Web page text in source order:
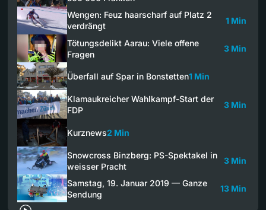
Wengen: Feuz haarscharf auf Platz 2
verdrängt
1 Min
Tötungsdelikt Aarau: Viele offene
Fragen
3 Min
Überfall auf Spar in Bonstetten1 Min
Klamaukreicher Wahlkampf-Start der
FDP
3 Min
Kurznews2 Min
Snowcross Binzberg: PS-Spektakel in
weisser Pracht
3 Min
Samstag, 19. Januar 2019 — Ganze
Sendung
13 Min